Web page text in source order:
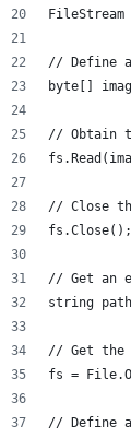
// Define
byte[]
// Obtain
// Close
fs.Close();
// Get an
string
// Get the
fs =
// Define